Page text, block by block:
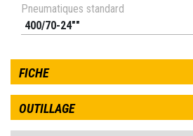
Pneumatiques standard
400/70-24""
FICHE
OUTILLAGE